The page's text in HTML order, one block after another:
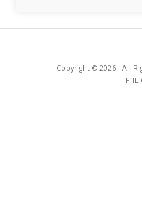
Copyright © 2026 · All
FHL